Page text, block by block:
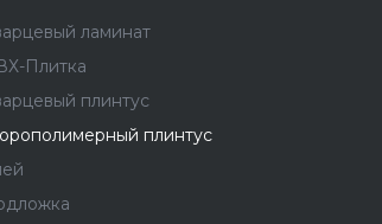
ламинат
Плитка
плинтус
плинтус